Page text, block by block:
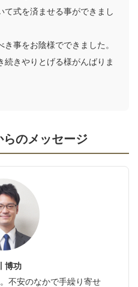
て式を済ませる事ができまし
事をお陰様でできました。
続きやりとげる様がんばりま
のメッセージ
博功
不安のなかで手繰り寄せ